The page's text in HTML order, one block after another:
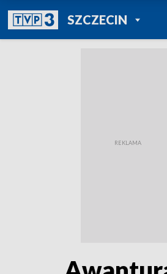
SZCZECINPOWRÓT DO
TVP REGIONY